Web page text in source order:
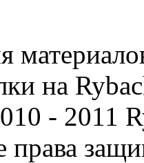
на
- 2011
права